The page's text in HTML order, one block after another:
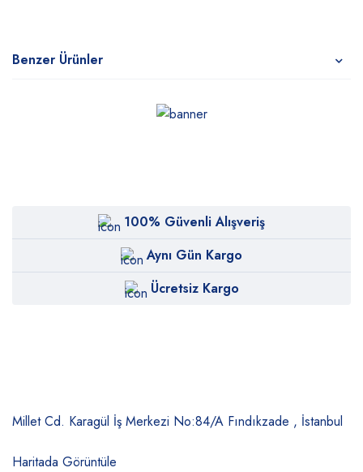
Benzer Ürünler
100% Güvenli Alışveriş
Aynı Gün Kargo
Ücretsiz Kargo
Millet Cd. Karagül İş Merkezi No:84/A Fındıkzade , İstanbul
Haritada Görüntüle